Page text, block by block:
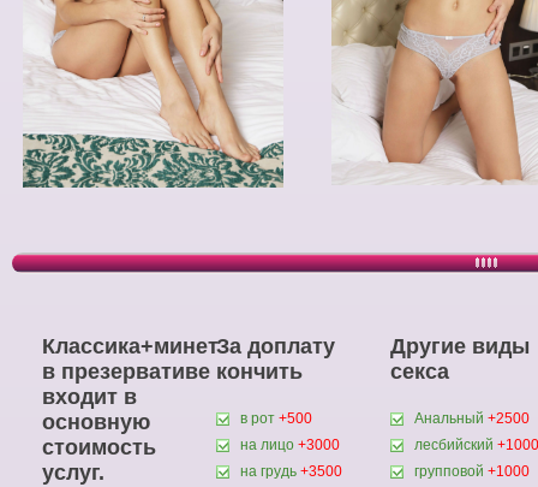
Классика+минет
в презервативе
входит в
основную
стоимость
услуг.
За доплату
кончить
в рот +500
на лицо +3000
на грудь +3500
Другие виды
секса
Анальный +2500
лесбийский +1000
групповой +1000